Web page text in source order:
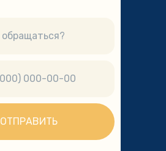
ОТПРАВИТЬ